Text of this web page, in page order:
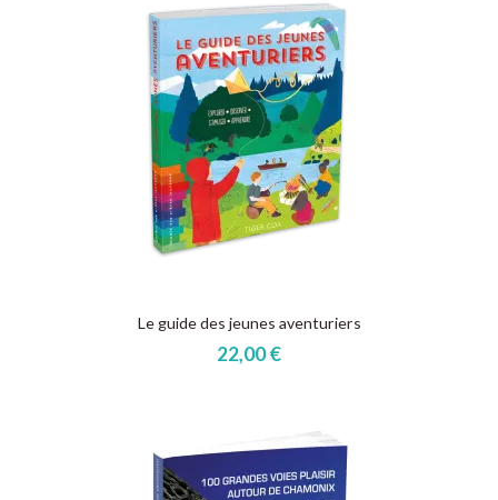
Le guide des jeunes aventuriers
22,00 €